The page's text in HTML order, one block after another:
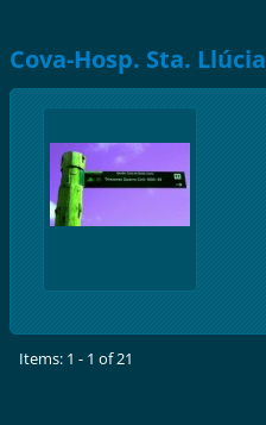
Cova-Hosp. Sta. Llúcia
Items: 1 - 1 of 21